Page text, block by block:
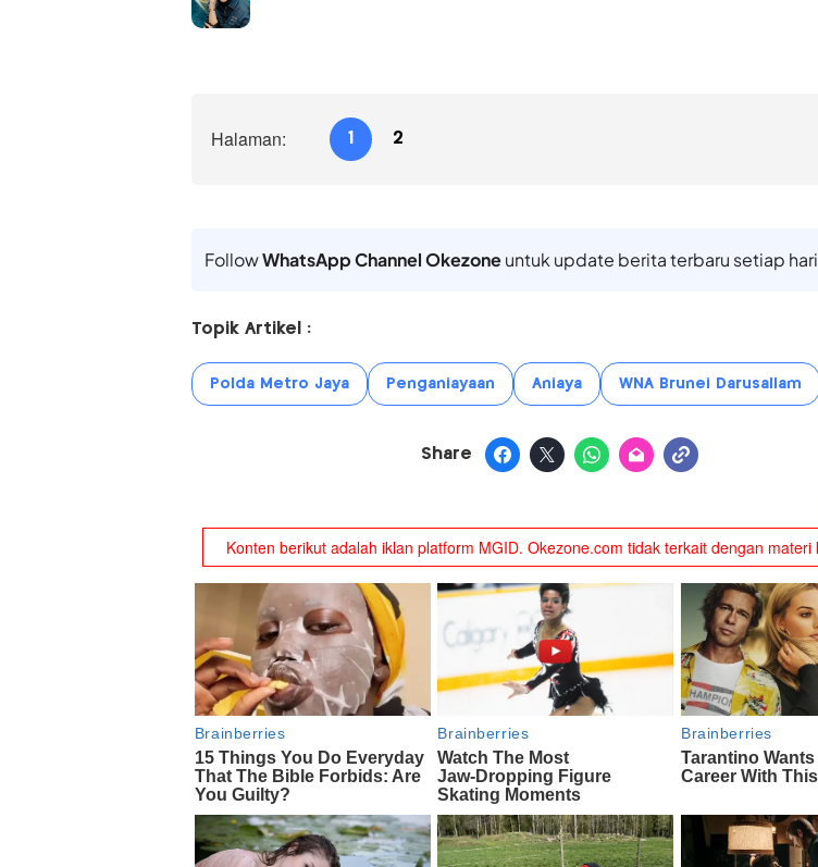
Halaman: 1 2
FollowWhatsApp Channel Okezoneuntuk update berita terbaru setiap hari
Topik Artikel :
Polda Metro Jaya Penganiayaan Aniaya WNA Brunei Darusallam
Share